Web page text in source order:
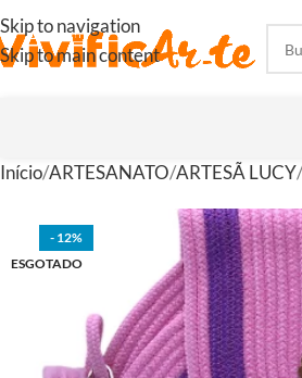
Skip to navigation
Skip to main content
Início ARTESANATO ARTESÃ LUCY
- 12%
ESGOTADO